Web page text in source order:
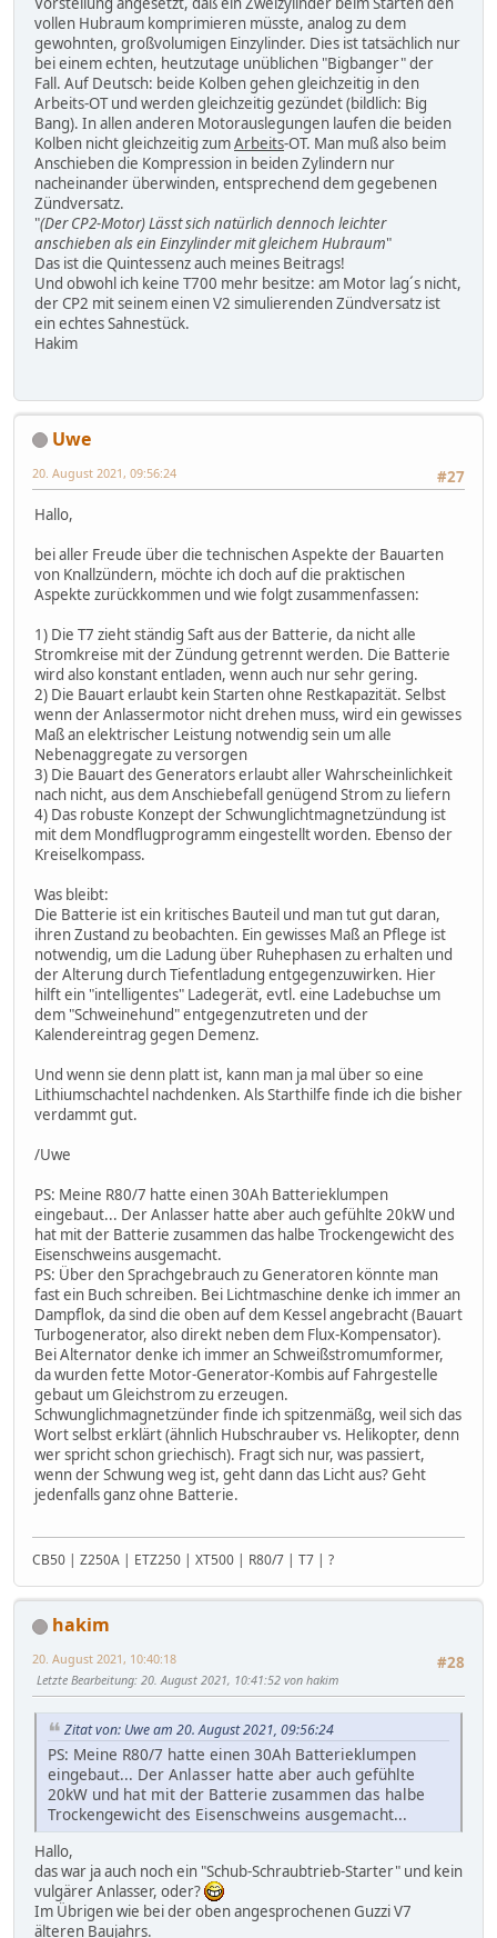
vollen Hubraum komprimieren müsste, analog zu dem
gewohnten, großvolumigen Einzylinder. Dies ist tatsächlich nur
bei einem echten, heutzutage unüblichen "Bigbanger" der
Fall. Auf Deutsch: beide Kolben gehen gleichzeitig in den
Arbeits-OT und werden gleichzeitig gezündet (bildlich: Big
Bang). In allen anderen Motorauslegungen laufen die beiden
Kolben nicht gleichzeitig zumArbeits-OT. Man muß also beim
Anschieben die Kompression in beiden Zylindern nur
nacheinander überwinden, entsprechend dem gegebenen
Zündversatz.
"(Der CP2-Motor) Lässt sich natürlich dennoch leichter
anschieben als ein Einzylinder mit gleichem Hubraum"
Das ist die Quintessenz auch meines Beitrags!
Und obwohl ich keine T700 mehr besitze: am Motor lag´s nicht,
der CP2 mit seinem einen V2 simulierenden Zündversatz ist
ein echtes Sahnestück.
Hakim
Uwe
#27
20. August 2021, 09:56:24
Hallo,
bei aller Freude über die technischen Aspekte der Bauarten
von Knallzündern, möchte ich doch auf die praktischen
Aspekte zurückkommen und wie folgt zusammenfassen:
1) Die T7 zieht ständig Saft aus der Batterie, da nicht alle
Stromkreise mit der Zündung getrennt werden. Die Batterie
wird also konstant entladen, wenn auch nur sehr gering.
2) Die Bauart erlaubt kein Starten ohne Restkapazität. Selbst
wenn der Anlassermotor nicht drehen muss, wird ein gewisses
Maß an elektrischer Leistung notwendig sein um alle
Nebenaggregate zu versorgen
3) Die Bauart des Generators erlaubt aller Wahrscheinlichkeit
nach nicht, aus dem Anschiebefall genügend Strom zu liefern
4) Das robuste Konzept der Schwunglichtmagnetzündung ist
mit dem Mondflugprogramm eingestellt worden. Ebenso der
Kreiselkompass.
Was bleibt:
Die Batterie ist ein kritisches Bauteil und man tut gut daran,
ihren Zustand zu beobachten. Ein gewisses Maß an Pflege ist
notwendig, um die Ladung über Ruhephasen zu erhalten und
der Alterung durch Tiefentladung entgegenzuwirken. Hier
hilft ein "intelligentes" Ladegerät, evtl. eine Ladebuchse um
dem "Schweinehund" entgegenzutreten und der
Kalendereintrag gegen Demenz.
Und wenn sie denn platt ist, kann man ja mal über so eine
Lithiumschachtel nachdenken. Als Starthilfe finde ich die bisher
verdammt gut.
/Uwe
PS: Meine R80/7 hatte einen 30Ah Batterieklumpen
eingebaut... Der Anlasser hatte aber auch gefühlte 20kW und
hat mit der Batterie zusammen das halbe Trockengewicht des
Eisenschweins ausgemacht.
PS: Über den Sprachgebrauch zu Generatoren könnte man
fast ein Buch schreiben. Bei Lichtmaschine denke ich immer an
Dampflok, da sind die oben auf dem Kessel angebracht (Bauart
Turbogenerator, also direkt neben dem Flux-Kompensator).
Bei Alternator denke ich immer an Schweißstromumformer,
da wurden fette Motor-Generator-Kombis auf Fahrgestelle
gebaut um Gleichstrom zu erzeugen.
Schwunglichmagnetzünder finde ich spitzenmäßg, weil sich das
Wort selbst erklärt (ähnlich Hubschrauber vs. Helikopter, denn
wer spricht schon griechisch). Fragt sich nur, was passiert,
wenn der Schwung weg ist, geht dann das Licht aus? Geht
jedenfalls ganz ohne Batterie.
CB50 | Z250A | ETZ250 | XT500 | R80/7 | T7 | ?
hakim
#28
20. August 2021, 10:40:18
Letzte Bearbeitung: 20. August 2021, 10:41:52 von hakim
Zitat von: Uwe am 20. August 2021, 09:56:24
PS: Meine R80/7 hatte einen 30Ah Batterieklumpen
eingebaut... Der Anlasser hatte aber auch gefühlte
20kW und hat mit der Batterie zusammen das halbe
Trockengewicht des Eisenschweins ausgemacht...
Hallo,
das war ja auch noch ein "Schub-Schraubtrieb-Starter" und kein
vulgärer Anlasser, oder?
Im Übrigen wie bei der oben angesprochenen Guzzi V7
älteren Baujahrs.